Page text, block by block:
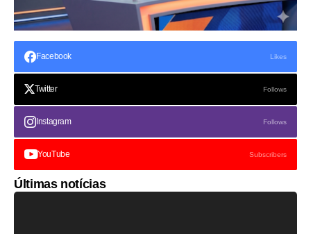
Facebook Likes
Twitter Follows
Instagram Follows
YouTube Subscribers
Últimas notícias